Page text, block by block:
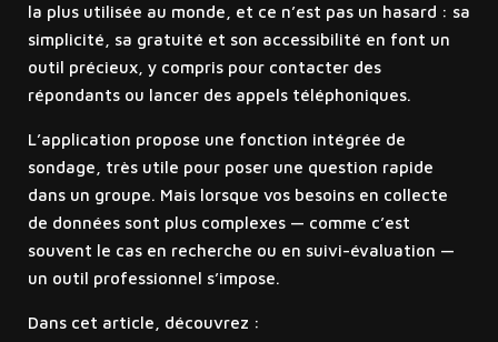
la plus utilisée au monde, et ce n’est pas un hasard : sa
simplicité, sa gratuité et son accessibilité en font un
outil précieux, y compris pour contacter des
répondants ou lancer des appels téléphoniques.
L’application propose une fonction intégrée de
sondage, très utile pour poser une question rapide
dans un groupe. Mais lorsque vos besoins en collecte
de données sont plus complexes — comme c’est
souvent le cas en recherche ou en suivi-évaluation —
un outil professionnel s’impose.
Dans cet article, découvrez :